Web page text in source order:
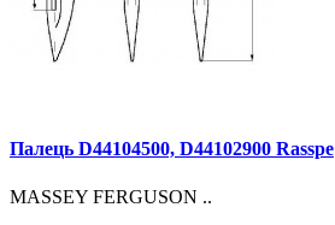
Палець D44104500, D44102900 Rasspe
MASSEY FERGUSON ..